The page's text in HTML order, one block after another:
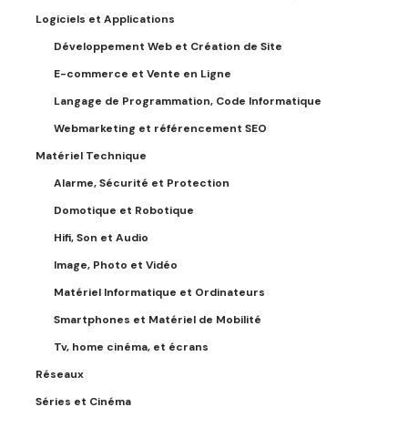
Logiciels et Applications
Développement Web et Création de Site
E-commerce et Vente en Ligne
Langage de Programmation, Code Informatique
Webmarketing et référencement SEO
Matériel Technique
Alarme, Sécurité et Protection
Domotique et Robotique
Hifi, Son et Audio
Image, Photo et Vidéo
Matériel Informatique et Ordinateurs
Smartphones et Matériel de Mobilité
Tv, home cinéma, et écrans
Réseaux
Séries et Cinéma